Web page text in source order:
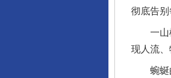
彻底告别
一山横
现人流
蜿蜒曲